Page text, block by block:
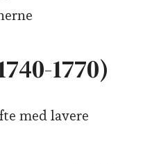
1770)
med lavere